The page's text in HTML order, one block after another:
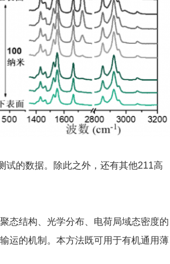
试的数据。除此之外，还有其他211高
态结构、光学分布、电荷局域态密度的
运的机制。本方法既可用于有机通用薄